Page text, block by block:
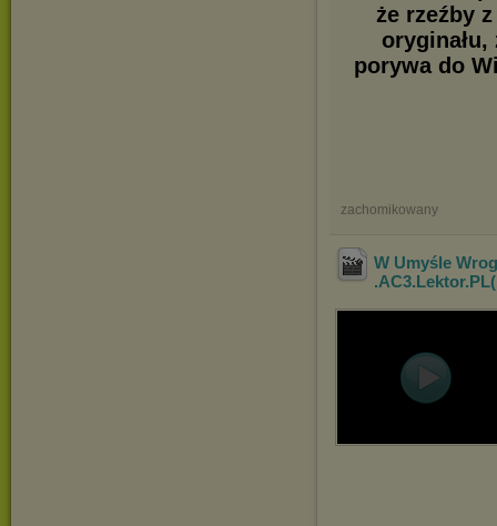
że rzeźby
porywa do
zachomikowany
W Umyśle